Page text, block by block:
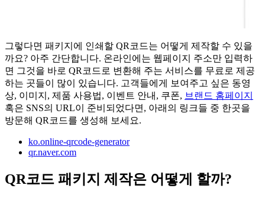
그렇다면 패키지에 인쇄할 QR코드는 어떻게 제작할 수 있을
까요? 아주 간단합니다. 온라인에는 웹페이지 주소만 입력하
면 그것을 바로 QR코드로 변환해 주는 서비스를 무료로 제공
하는 곳들이 많이 있습니다. 고객들에게 보여주고 싶은 동영
상, 이미지, 제품 사용법, 이벤트 안내, 쿠폰, 브랜드 홈페이지
혹은 SNS의 URL이 준비되었다면, 아래의 링크들 중 한곳을
방문해 QR코드를 생성해 보세요.
ko.online-qrcode-generator
qr.naver.com
QR코드 패키지 제작은 어떻게 할까?